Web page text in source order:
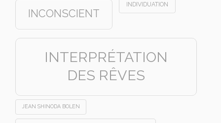
INCONSCIENT
INDIVIDUATION
INTERPRÉTATION
DES RÊVES
JEAN SHINODA BOLEN